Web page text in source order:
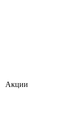
Акции